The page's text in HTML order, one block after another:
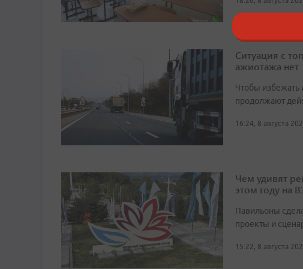
Ситуация с
ажиотажа нет
Чтобы избежать
продолжают
16:24, 8 августа
Чем удивят
этом году на
Павильоны
проекты и
15:22, 8 августа